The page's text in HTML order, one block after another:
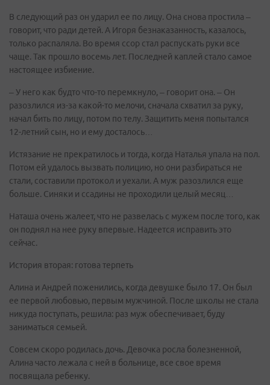
В следующий раз он ударил ее по лицу. Она снова простила –
говорит, что ради детей. А Игоря безнаказанность, казалось,
только распаляла. Во время ссор стал распускать руки все
чаще. Так прошло восемь лет. Последней каплей стало самое
настоящее избиение.
– У него как будто что-то перемкнуло, – говорит она. – Он
разозлился из-за какой-то мелочи, сначала схватил за руку,
начал бить по лицу, потом по телу. Защитить меня попытался
12-летний сын, но и ему досталось…
Истязание не прекратилось и тогда, когда Наталья упала на пол.
Потом ей удалось вызвать полицию, но они разбираться не
стали, составили протокол и уехали. А муж разозлился еще
больше. Синяки и ссадины не проходили целый месяц…
Наташа очень жалеет, что не развелась с мужем после того, как
он поднял на нее руку впервые. Надеется исправить это
сейчас.
История вторая: готова терпеть
Алина и Андрей поженились, когда девушке было 17. Он был
ее первой любовью, первым мужчиной. После школы не стала
никуда поступать, решила: раз муж обеспечивает, буду
заниматься семьей.
Совсем скоро родилась дочь. Девочка росла болезненной,
Алина часто лежала с ней в больнице, все свое время
посвящала ребенку.